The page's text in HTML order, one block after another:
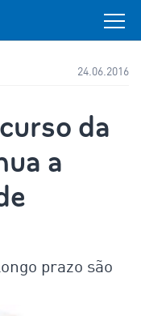
24.06.2016
da
a
prazo são